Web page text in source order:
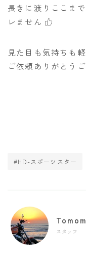
長きに渡りここま
レません
見た目も気持ちも
ご依頼ありがとう
#HD-スポーツスター
スタッフ